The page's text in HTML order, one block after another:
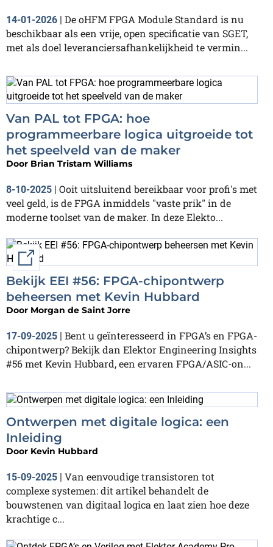
14-01-2026 | De oHFM FPGA Module Standard is nu
beschikbaar als een vrije, open specificatie van SGET,
met als doel leveranciersafhankelijkheid te vermin...
Van PAL tot FPGA: hoe
programmeerbare logica uitgroeide tot
het speelveld van de maker
Door Brian Tristam Williams
8-10-2025 | Ooit uitsluitend bereikbaar voor profi's met
veel geld, is de FPGA inmiddels "vaste prik" in de
moderne toolset van de maker. In deze Elekto...
External link
Bekijk EEI #56: FPGA-chipontwerp
beheersen met Kevin Hubbard
Door Morgan de Saint Jorre
17-09-2025 | Bent u geïnteresseerd in FPGA’s en FPGA-
chipontwerp? Bekijk dan Elektor Engineering Insights
#56 met Kevin Hubbard, een ervaren FPGA/ASIC-on...
Ontwerpen met digitale logica: een
Inleiding
Door Kevin Hubbard
15-09-2025 | Van eenvoudige transistoren tot
complexe systemen: dit artikel behandelt de
bouwstenen van digitaal logica en laat zien hoe deze
krachtige c...